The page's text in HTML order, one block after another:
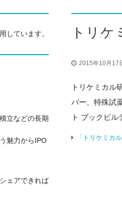
トリケ
2015年10月17
トリケミカル
バー、特殊試
ト ブックビ
「トリケミカ
しています。
立などの長期
魅力からIPO
ェアできれば